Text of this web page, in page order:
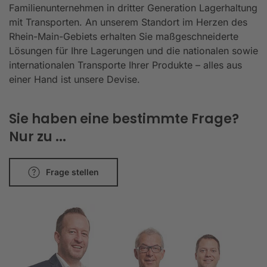
Familienunternehmen in dritter Generation Lagerhaltung
mit Transporten. An unserem Standort im Herzen des
Rhein-Main-Gebiets erhalten Sie maßgeschneiderte
Lösungen für Ihre Lagerungen und die nationalen sowie
internationalen Transporte Ihrer Produkte – alles aus
einer Hand ist unsere Devise.
Sie haben eine bestimmte Frage?
Nur zu ...
Frage stellen